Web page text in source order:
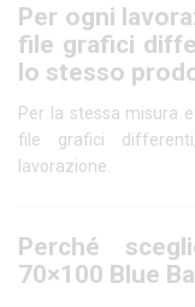
Per ogni
file grafici
lo stesso
Per la stessa misura
file grafici
lavorazione.
Perché
70×100 Blue